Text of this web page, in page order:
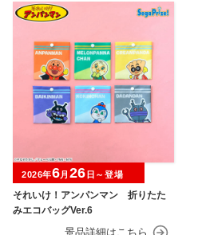
それいけ！アンパンマン 折りたた
みエコバッグVer.6
2026年6月 26 日～登場